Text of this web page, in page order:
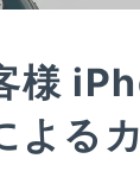
様
よる